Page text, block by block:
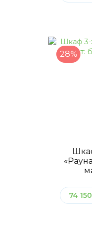
28%
74 150